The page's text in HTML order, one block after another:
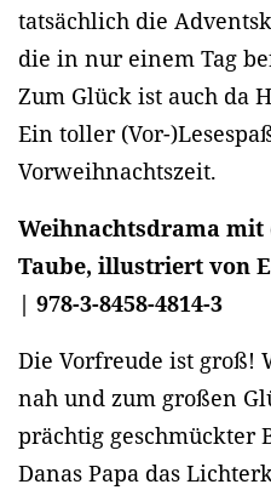
tatsächlich die
die in nur einem Tag
Zum Glück ist auch da
Ein toller (Vor-
Vorweihnachtszeit.
Weihnachtsdrama
Taube, illustriert von
| 978-3-8458-4814-3
Die Vorfreude ist groß!
nah und zum großen
prächtig geschmückter
Danas Papa das